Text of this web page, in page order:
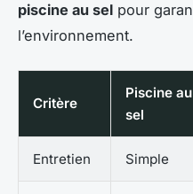
piscine au sel pour
l’environnement.
Critère
Piscine au
sel
Entretien Simple